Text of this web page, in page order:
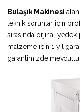
Bulaşık Makinesi
teknik sorunlar için
sırasında orjinal yedek
malzeme için 1 yıl
garantimizde